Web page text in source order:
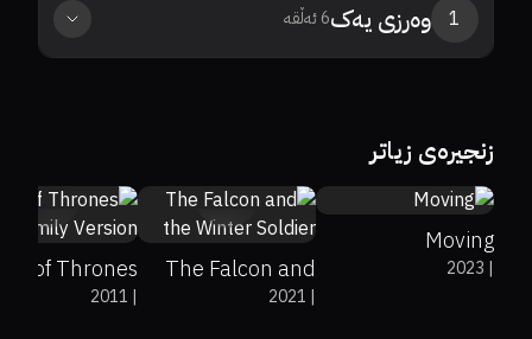
1 وەرزی یەک6ئەڵقە
زنجیرەی زیاتر
Moving
|
2023
The Falcon and
the Winter Soldier|
2021
of Thrones
Version|
2011